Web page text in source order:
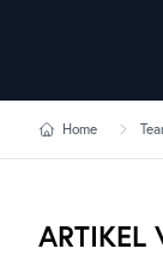
Home
ARTIKEL